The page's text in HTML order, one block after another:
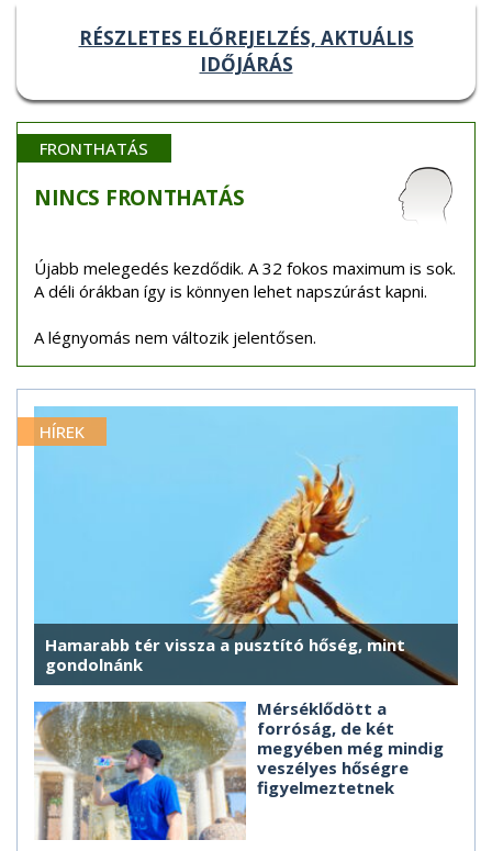
RÉSZLETES ELŐREJELZÉS, AKTUÁLIS
IDŐJÁRÁS
FRONTHATÁS
NINCS FRONTHATÁS
Újabb melegedés kezdődik. A 32 fokos maximum is sok.
A déli órákban így is könnyen lehet napszúrást kapni.
A légnyomás nem változik jelentősen.
HÍREK
Hamarabb tér vissza a pusztító hőség, mint
gondolnánk
Mérséklődött a
forróság, de két
megyében még mindig
veszélyes hőségre
figyelmeztetnek